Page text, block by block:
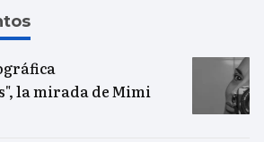
la mirada de Mimi